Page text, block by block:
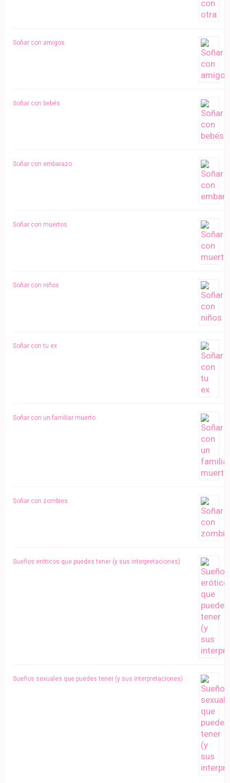
Soñar con amigos
Soñar con bebés
Soñar con embarazo
Soñar con muertos
Soñar con niños
Soñar con tu ex
Soñar con un familiar muerto
Soñar con zombies
Sueños eróticos que puedes tener (y sus interpretaciones)
Sueños sexuales que puedes tener (y sus interpretaciones)